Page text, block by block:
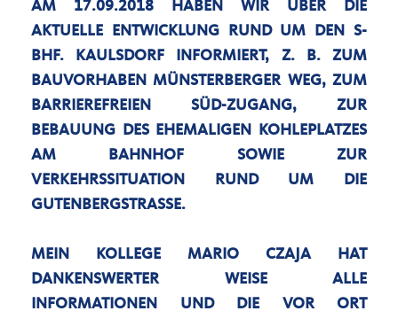
AM 17.09.2018 HABEN WIR ÜBER DIE
AKTUELLE ENTWICKLUNG RUND UM DEN S-
BHF. KAULSDORF INFORMIERT, Z. B. ZUM
BAUVORHABEN MÜNSTERBERGER WEG, ZUM
BARRIEREFREIEN SÜD-ZUGANG, ZUR
BEBAUUNG DES EHEMALIGEN KOHLEPLATZES
AM BAHNHOF SOWIE ZUR
VERKEHRSSITUATION RUND UM DIE
GUTENBERGSTRASSE.
MEIN KOLLEGE MARIO CZAJA HAT
DANKENSWERTER WEISE ALLE
INFORMATIONEN UND DIE VOR ORT